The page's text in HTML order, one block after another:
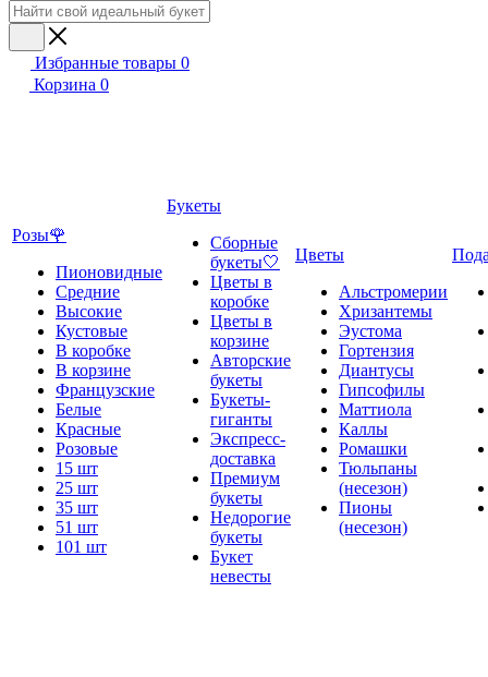
Избранные товары 0
Корзина 0
Розы🌹
Пионовидные
Средние
Высокие
Кустовые
В коробке
В корзине
Французские
Белые
Красные
Розовые
15 шт
25 шт
35 шт
51 шт
101 шт
Букеты
Сборные
букеты🤍
Цветы в
коробке
Цветы в
корзине
Авторские
букеты
Букеты-
гиганты
Экспресс-
доставка
Премиум
букеты
Недорогие
букеты
Букет
невесты
Цветы
Альстромерии
Хризантемы
Эустома
Гортензия
Диантусы
Гипсофилы
Маттиола
Каллы
Ромашки
Тюльпаны
(несезон)
Пионы
(несезон)